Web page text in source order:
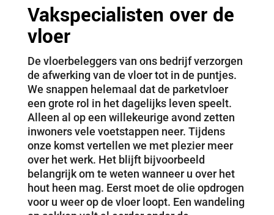
Vakspecialisten over de
vloer
De vloerbeleggers van ons bedrijf verzorgen
de afwerking van de vloer tot in de puntjes.
We snappen helemaal dat de parketvloer
een grote rol in het dagelijks leven speelt.
Alleen al op een willekeurige avond zetten
inwoners vele voetstappen neer. Tijdens
onze komst vertellen we met plezier meer
over het werk. Het blijft bijvoorbeeld
belangrijk om te weten wanneer u over het
hout heen mag. Eerst moet de olie opdrogen
voor u weer op de vloer loopt. Een wandeling